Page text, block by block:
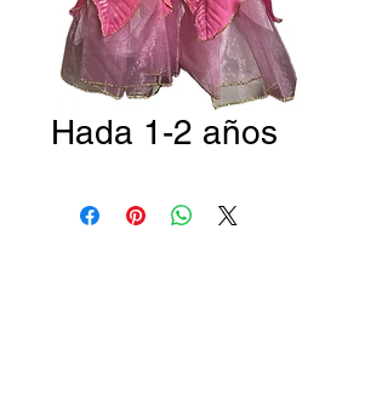
Hada 1-2 años